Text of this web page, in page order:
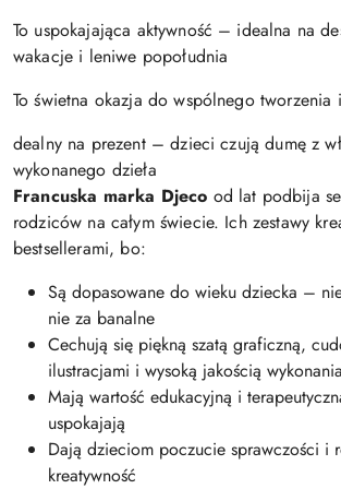
To uspokajająca aktywność – idealna na
wakacje i leniwe popołudnia
To świetna okazja do wspólnego tworzenia
dealny na prezent – dzieci czują dumę z
wykonanego dzieła
Francuska marka Djeco od lat podbija
rodziców na całym świecie. Ich zestawy
bestsellerami, bo:
Są dopasowane do wieku dziecka –
nie za banalne
Cechują się piękną szatą graficzną,
ilustracjami i wysoką jakością wykonania
Mają wartość edukacyjną i
uspokajają
Dają dzieciom poczucie sprawczości i
kreatywność